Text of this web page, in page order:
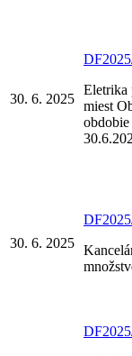
30. 6. 2025
Eletrika
miest
30. 6. 2025